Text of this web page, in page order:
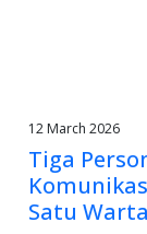
12 March 2026
Tiga
Satu